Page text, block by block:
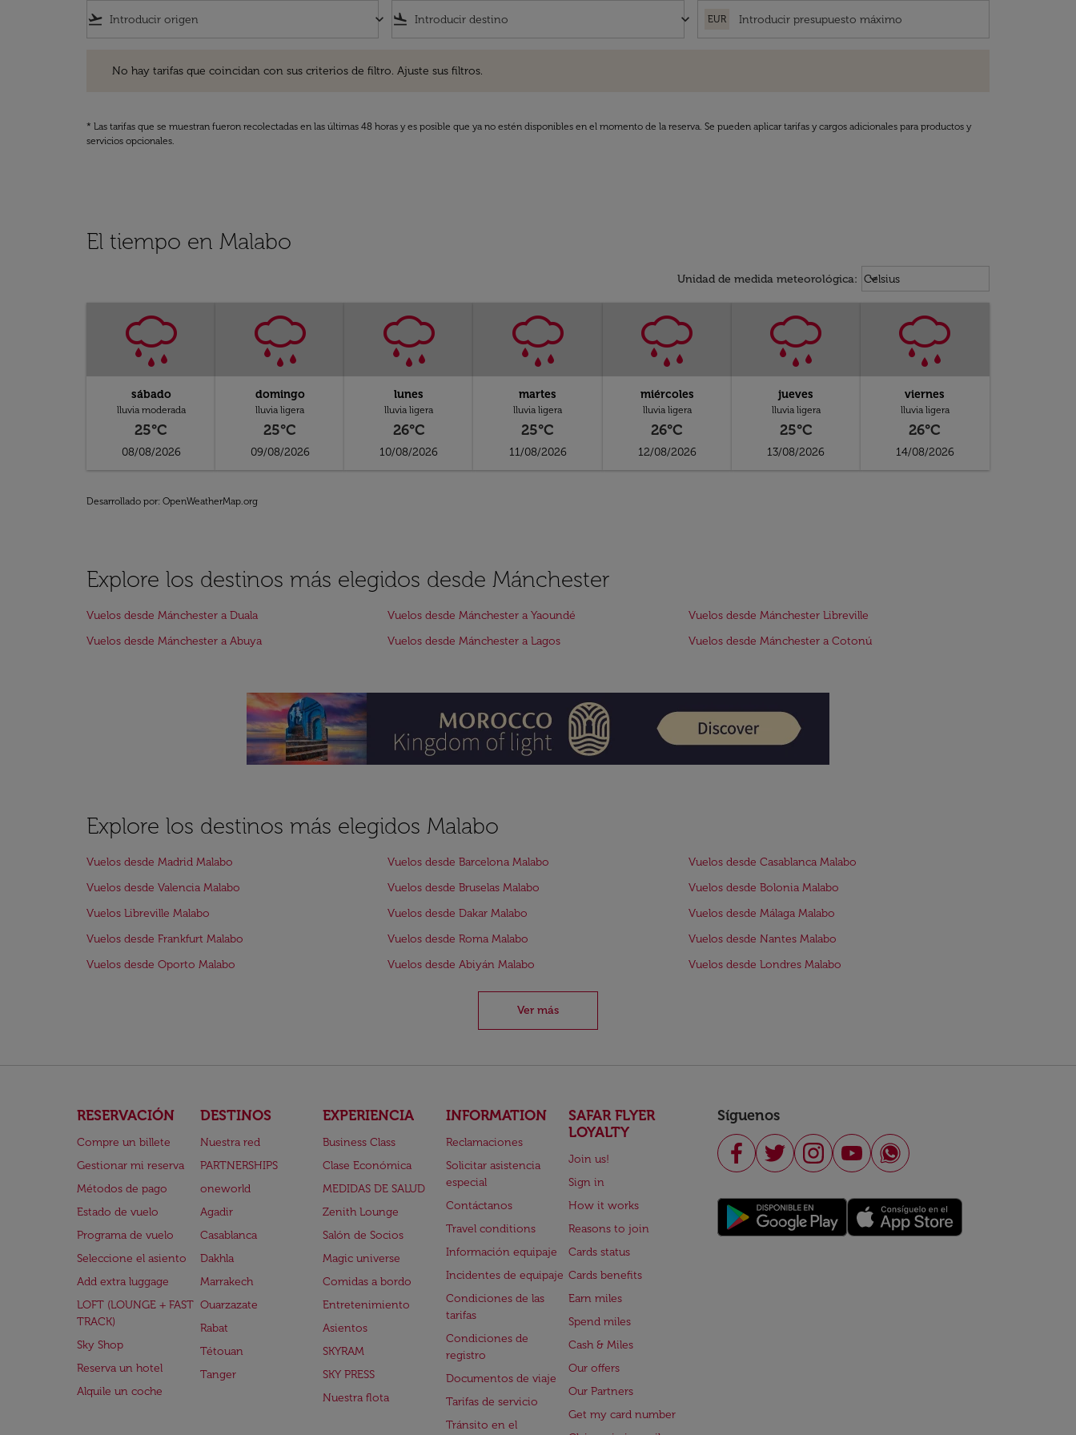
flight_takeoff keyboard_arrow_down flight_land keyboard_arrow_down EUR
No hay tarifas que coincidan con sus criterios de filtro. Ajuste sus filtros.
* Las tarifas que se muestran fueron recolectadas en las últimas 48 horas y es posible que ya no estén disponibles en el momento de la reserva. Se pueden aplicar tarifas y cargos adicionales para productos y
servicios opcionales.
El tiempo en Malabo
Unidad de medida meteorológica: Weather unit option Celsius
Celsius
keyboard_arrow_down
sábado
lluvia moderada
25°C
08/08/2026
domingo
lluvia ligera
25°C
09/08/2026
lunes
lluvia ligera
26°C
10/08/2026
martes
lluvia ligera
25°C
11/08/2026
miércoles
lluvia ligera
26°C
12/08/2026
jueves
lluvia ligera
25°C
13/08/2026
viernes
lluvia ligera
26°C
14/08/2026
Desarrollado por: OpenWeatherMap.org
Explore los destinos más elegidos desde Mánchester
Vuelos desde Mánchester a Duala Vuelos desde Mánchester a Yaoundé
Vuelos desde Mánchester Libreville
Vuelos desde Mánchester a Abuya
Vuelos desde Mánchester a Lagos Vuelos desde Mánchester a Cotonú
Explore los destinos más elegidos Malabo
Vuelos desde Madrid Malabo Vuelos desde Barcelona Malabo
Vuelos desde Casablanca Malabo
Vuelos desde Valencia Malabo
Vuelos desde Bruselas Malabo
Vuelos desde Bolonia Malabo
Vuelos Libreville Malabo
Vuelos desde Dakar Malabo
Vuelos desde Málaga Malabo
Vuelos desde Frankfurt Malabo
Vuelos desde Roma Malabo
Vuelos desde Nantes Malabo
Vuelos desde Oporto Malabo
Vuelos desde Abiyán Malabo Vuelos desde Londres Malabo
Ver más
RESERVACIÓN
Compre un billete
Gestionar mi reserva
Métodos de pago
Estado de vuelo
Programa de vuelo
Seleccione el asiento
Add extra luggage
LOFT (LOUNGE + FAST
TRACK)
Sky Shop
Reserva un hotel
Alquile un coche
DESTINOS
Nuestra red
PARTNERSHIPS
oneworld
Agadir
Casablanca
Dakhla
Marrakech
Ouarzazate
Rabat
Tétouan
Tanger
EXPERIENCIA
Business Class
Clase Económica
MEDIDAS DE SALUD
Zenith Lounge
Salón de Socios
Magic universe
Comidas a bordo
Entretenimiento
Asientos
SKYRAM
SKY PRESS
Nuestra flota
INFORMATION
Reclamaciones
Solicitar asistencia
especial
Contáctanos
Travel conditions
Información equipaje
Incidentes de equipaje
Condiciones de las
tarifas
Condiciones de
registro
Documentos de viaje
Tarifas de servicio
Tránsito en el
SAFAR FLYER
LOYALTY
Join us!
Sign in
How it works
Reasons to join
Cards status
Cards benefits
Earn miles
Spend miles
Cash & Miles
Our offers
Our Partners
Get my card number
Síguenos